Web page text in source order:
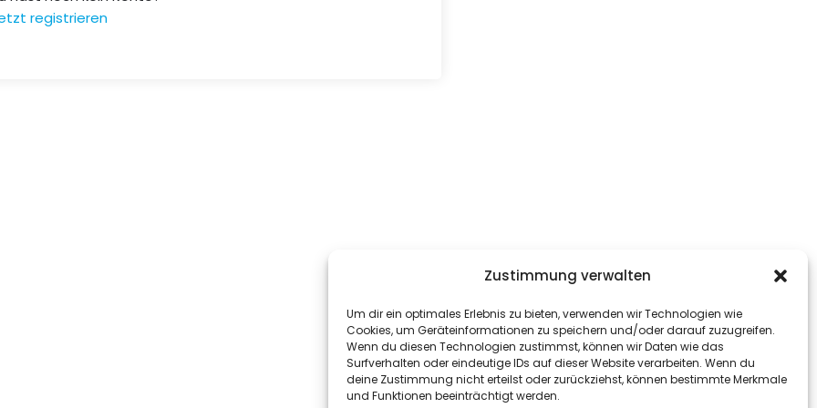
Zustimmung verwalten
Um dir ein optimales Erlebnis zu bieten, verwenden wir Technologien wie
Cookies, um Geräteinformationen zu speichern und/oder darauf zuzugreifen.
Wenn du diesen Technologien zustimmst, können wir Daten wie das
Surfverhalten oder eindeutige IDs auf dieser Website verarbeiten. Wenn du
deine Zustimmung nicht erteilst oder zurückziehst, können bestimmte Merkmale
und Funktionen beeinträchtigt werden.
registrieren